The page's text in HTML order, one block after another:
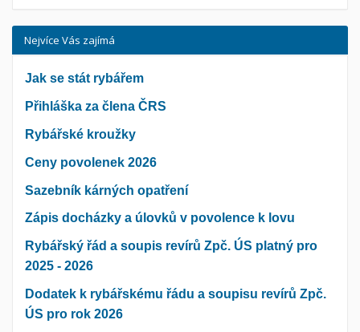
Nejvíce Vás zajímá
Jak se stát rybářem
Přihláška za člena ČRS
Rybářské kroužky
Ceny povolenek 2026
Sazebník kárných opatření
Zápis docházky a úlovků v povolence k lovu
Rybářský řád a soupis revírů Zpč. ÚS platný pro
2025 - 2026
Dodatek k rybářskému řádu a soupisu revírů Zpč.
ÚS pro rok 2026